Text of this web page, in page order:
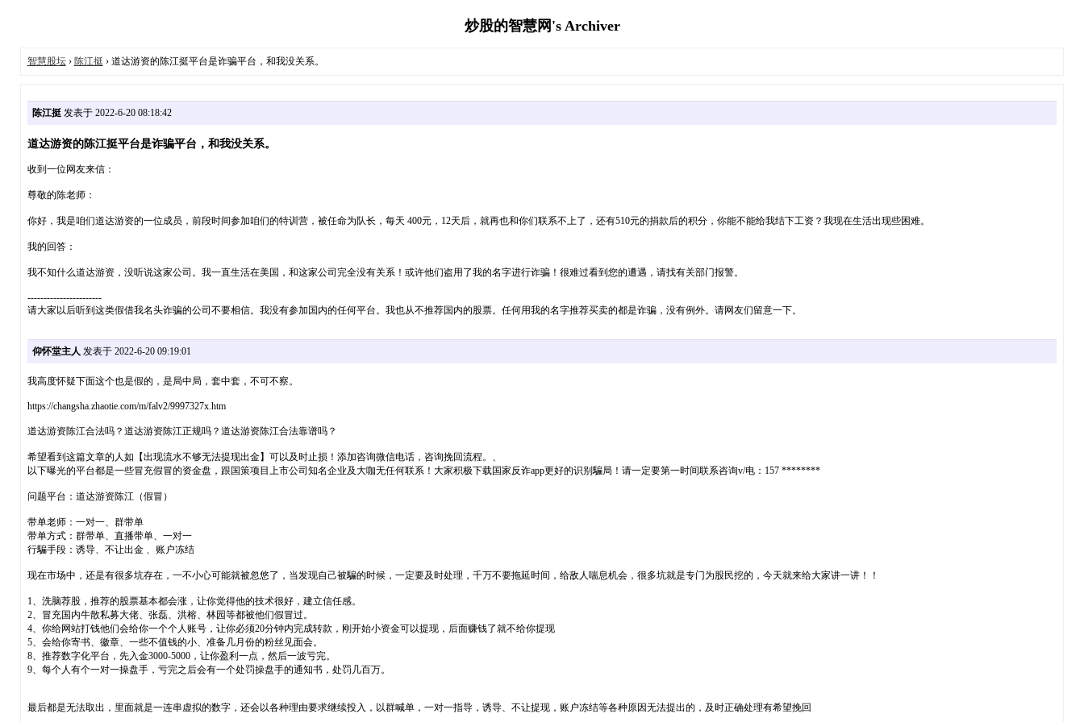
炒股的智慧网's Archiver
智慧股坛› 陈江挺 › 道达游资的陈江挺平台是诈骗平台，和我没关系。
陈江挺发表于 2022-6-20 08:18:42
道达游资的陈江挺平台是诈骗平台，和我没关系。
收到一位网友来信：
尊敬的陈老师：
你好，我是咱们道达游资的一位成员，前段时间参加咱们的特训营，被任命为队长，每天 400元，12天后，就再也和你们联系不上了，还有510元的捐款后的积分，你能不能给我结下工资？我现在生活出现些困难。
我的回答：
我不知什么道达游资，没听说这家公司。我一直生活在美国，和这家公司完全没有关系！或许他们盗用了我的名字进行诈骗！很难过看到您的遭遇，请找有关部门报警。
-----------------------
请大家以后听到这类假借我名头诈骗的公司不要相信。我没有参加国内的任何平台。我也从不推荐国内的股票。任何用我的名字推荐买卖的都是诈骗，没有例外。请网友们留意一下。
仰怀堂主人 发表于 2022-6-20 09:19:01
我高度怀疑下面这个也是假的，是局中局，套中套，不可不察。
https://changsha.zhaotie.com/m/falv2/9997327x.htm
道达游资陈江合法吗？道达游资陈江正规吗？道达游资陈江合法靠谱吗？
希望看到这篇文章的人如【出现流水不够无法提现出金】可以及时止损！添加咨询微信电话，咨询挽回流程。、
以下曝光的平台都是一些冒充假冒的资金盘，跟国策项目上市公司知名企业及大咖无任何联系！大家积极下载国家反诈app更好的识别騙局！请一定要第一时间联系咨询v/电：157 ********
问题平台：道达游资陈江（假冒）
带单老师：一对一、群带单
带单方式：群带单、直播带单、一对一
行騙手段：诱导、不让出金 、账户冻结
现在市场中，还是有很多坑存在，一不小心可能就被忽悠了，当发现自己被騙的时候，一定要及时处理，千万不要拖延时间，给敌人喘息机会，很多坑就是专门为股民挖的，今天就来给大家讲一讲！！
1、洗脑荐股，推荐的股票基本都会涨，让你觉得他的技术很好，建立信任感。
2、冒充国内牛散私募大佬、张磊、洪榕、林园等都被他们假冒过。
4、你给网站打钱他们会给你一个个人账号，让你必须20分钟内完成转款，刚开始小资金可以提现，后面赚钱了就不给你提现
5、会给你寄书、徽章、一些不值钱的小、准备几月份的粉丝见面会。
8、推荐数字化平台，先入金3000-5000，让你盈利一点，然后一波亏完。
9、每个人有个一对一操盘手，亏完之后会有一个处罚操盘手的通知书，处罚几百万。
最后都是无法取出，里面就是一连串虚拟的数字，还会以各种理由要求继续投入，以群喊单，一对一指导，诱导、不让提现，账户冻结等各种原因无法提出的，及时正确处理有希望挽回